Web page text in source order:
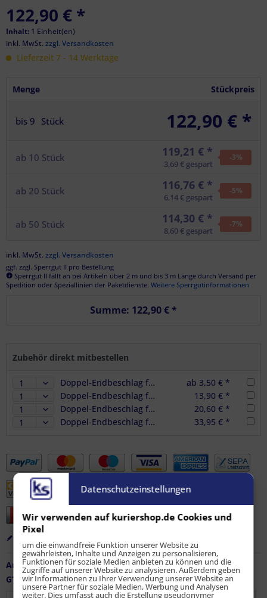
122,90 € *
Inhalt: 1 Einheit(en)
inkl. MwSt. zzgl. Versandkosten
Lieferzeit 7 - 14 Werktage
Menge Stückpreis
bis 9 Stück 122,90 € *
ab 10 Stück 119,21 € *
3,69 € gespart
-3%
ab 20 Stück 116,76 € *
6,14 € gespart
-5%
ab 50 Stück 114,30 € *
8,60 € gespart
-7%
inkl. MwSt. zzgl. Versandkosten
ggf. zzgl. Sperrgut II pro Bestellung
Sperrgut II fällt an bei Artikeln über 2 m und bis 3 m Länge durch Versand per
Spedition oder Speziallinien der Paketdienste. Weitere Sperrgutinformationen
Summe: 122,90 €*
Zubehör direkt mitbestellen
Doppel-Endbeschlag für Airlineschiene LC 1100 daN
ab 3,50 € *
Doppel-Endbeschlag für Airlineschiene LC 1100 daN, 4er Set
13,90 € *
Doppel-Endbeschlag für Airlineschiene LC 1100 daN, 6er Set
20,60 € *
Doppel-Endbeschlag für Airlineschiene LC 1100 daN, 10er Set
33,95 € *
Artikel-Nr.:
LS-KD-10948
GTIN / EAN:
4251915905539
Datenschutzeinstellungen
Wir verwenden auf kuriershop.de Cookies und
Pixel
um die einwandfreie Funktion unserer Website zu
gewährleisten, Inhalte und Anzeigen zu personalisieren,
Funktionen für soziale Medien anbieten zu können und die
Zugriffe auf unserer Website zu analysieren. Außerdem geben
wir Informationen zu Ihrer Verwendung unserer Website an
unsere Partner für soziale Medien, Werbung und Analysen
weiter. Dies umfasst auch die Erstellung pseudonymer